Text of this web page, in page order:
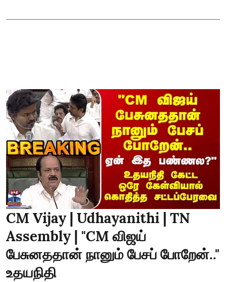
CM Vijay | Udhayanithi | TN
Assembly | "CM விஜய்
பேசுனததான் நானும் பேசப் போறேன்.."
உதயநிதி